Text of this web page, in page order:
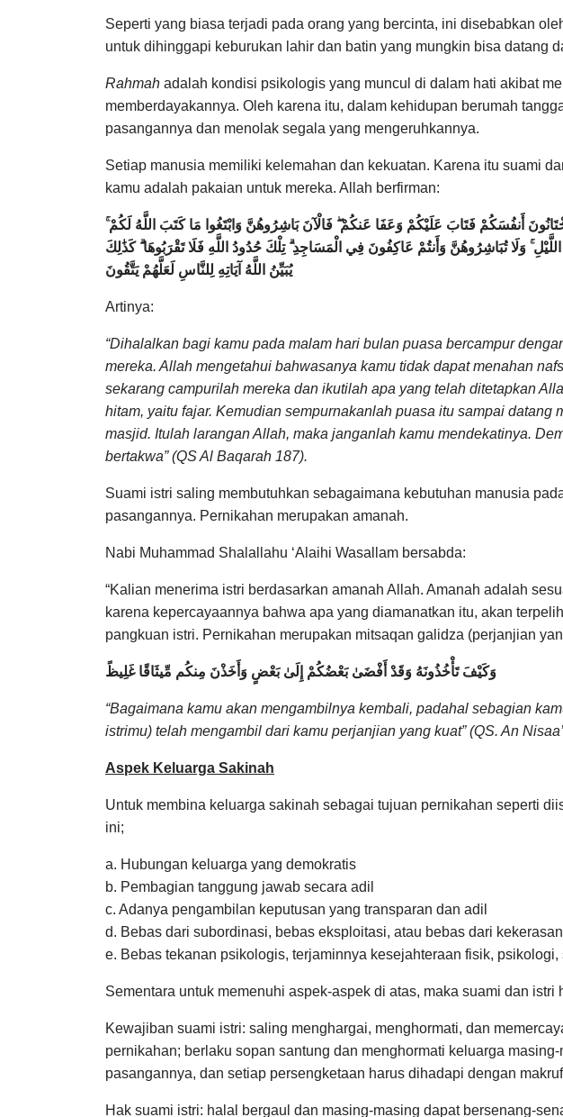
Seperti yang biasa terjadi pada orang yang bercinta, ini disebabkan
untuk dihinggapi keburukan lahir dan batin yang mungkin bisa datang
Rahmah adalah kondisi psikologis yang muncul di dalam hati akibat
memberdayakannya. Oleh karena itu, dalam kehidupan berumah
pasangannya dan menolak segala yang mengeruhkannya.
Setiap manusia memiliki kelemahan dan kekuatan. Karena itu suami
kamu adalah pakaian untuk mereka. Allah berfirman:
أَنفُسَكُمْ فَتَابَ عَلَيْكُمْ وَعَفَا عَنكُمْ ۖ فَالْآنَ بَاشِرُوهُنَّ وَابْتَغُوا مَا كَتَبَ اللَّهُ لَكُمْ
وَلَا تُبَاشِرُوهُنَّ وَأَنتُمْ عَاكِفُونَ فِي الْمَسَاجِدِ ۗ تِلْكَ حُدُودُ اللَّهِ فَلَا تَقْرَبُوهَا ۗ كَذَٰلِكَ
يُبَيِّنُ اللَّهُ آيَاتِهِ لِلنَّاسِ لَعَلَّهُمْ يَتَّقُونَ
Artinya:
“Dihalalkan bagi kamu pada malam hari bulan puasa bercampur
mereka. Allah mengetahui bahwasanya kamu tidak dapat menahan
sekarang campurilah mereka dan ikutilah apa yang telah ditetapkan
hitam, yaitu fajar. Kemudian sempurnakanlah puasa itu sampai
masjid. Itulah larangan Allah, maka janganlah kamu mendekatinya.
bertakwa” (QS Al Baqarah 187).
Suami istri saling membutuhkan sebagaimana kebutuhan manusia
pasangannya. Pernikahan merupakan amanah.
Nabi Muhammad Shalallahu ‘Alaihi Wasallam bersabda:
“Kalian menerima istri berdasarkan amanah Allah. Amanah adalah
karena kepercayaannya bahwa apa yang diamanatkan itu, akan
pangkuan istri. Pernikahan merupakan mitsaqan galidza (perjanjian
وَكَيْفَ تَأْخُذُونَهُ وَقَدْ أَفْضَىٰ بَعْضُكُمْ إِلَىٰ بَعْضٍ وَأَخَذْنَ مِنكُم مِّيثَاقًا غَلِيظً
“Bagaimana kamu akan mengambilnya kembali, padahal sebagian
istrimu) telah mengambil dari kamu perjanjian yang kuat” (QS. An
Aspek Keluarga Sakinah
Untuk membina keluarga sakinah sebagai tujuan pernikahan seperti
ini;
a. Hubungan keluarga yang demokratis
b. Pembagian tanggung jawab secara adil
c. Adanya pengambilan keputusan yang transparan dan adil
d. Bebas dari subordinasi, bebas eksploitasi, atau bebas dari
e. Bebas tekanan psikologis, terjaminnya kesejahteraan fisik,
Sementara untuk memenuhi aspek-aspek di atas, maka suami dan
Kewajiban suami istri: saling menghargai, menghormati, dan
pernikahan; berlaku sopan santung dan menghormati keluarga
pasangannya, dan setiap persengketaan harus dihadapi dengan
Hak suami istri: halal bergaul dan masing-masing dapat bersenang-